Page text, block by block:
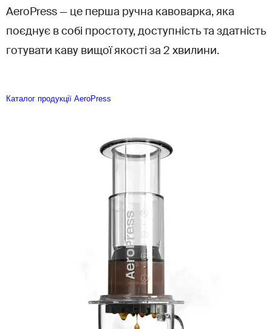
AeroPress — це перша ручна кавоварка, яка
поєднує в собі простоту, доступність та здатність
готувати каву вищої якості за 2 хвилини.
Каталог продукції AeroPress